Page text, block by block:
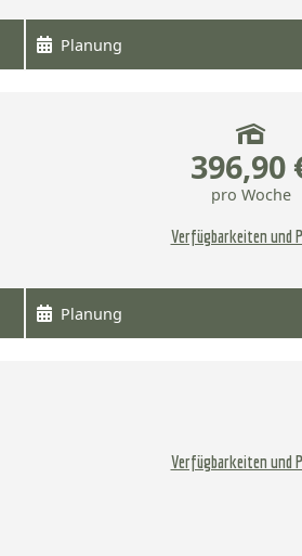
Planung
396,90
pro Woche
Verfügbarkeiten und
Planung
Verfügbarkeiten und